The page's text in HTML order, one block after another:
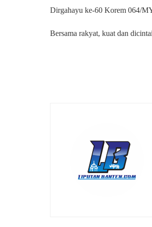
Dirgahayu ke-60 Korem 064/
Bersama rakyat, kuat dan